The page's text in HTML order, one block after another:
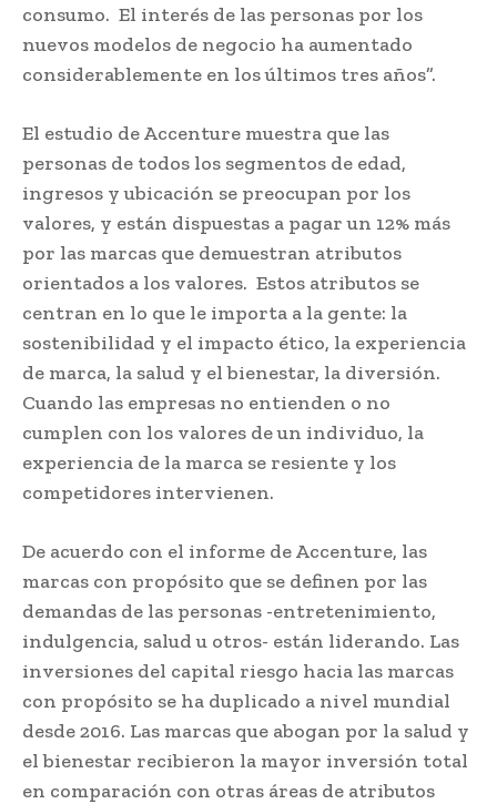
consumo. El interés de las personas por los
nuevos modelos de negocio ha aumentado
considerablemente en los últimos tres años”.
El estudio de Accenture muestra que las
personas de todos los segmentos de edad,
ingresos y ubicación se preocupan por los
valores, y están dispuestas a pagar un 12% más
por las marcas que demuestran atributos
orientados a los valores. Estos atributos se
centran en lo que le importa a la gente: la
sostenibilidad y el impacto ético, la experiencia
de marca, la salud y el bienestar, la diversión.
Cuando las empresas no entienden o no
cumplen con los valores de un individuo, la
experiencia de la marca se resiente y los
competidores intervienen.
De acuerdo con el informe de Accenture, las
marcas con propósito que se definen por las
demandas de las personas -entretenimiento,
indulgencia, salud u otros- están liderando. Las
inversiones del capital riesgo hacia las marcas
con propósito se ha duplicado a nivel mundial
desde 2016. Las marcas que abogan por la salud y
el bienestar recibieron la mayor inversión total
en comparación con otras áreas de atributos